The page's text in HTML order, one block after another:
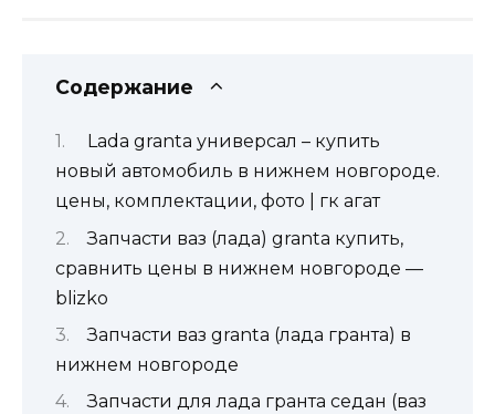
Содержание
Lada granta универсал – купить
новый автомобиль в нижнем новгороде.
цены, комплектации, фото | гк агат
Запчасти ваз (лада) granta купить,
сравнить цены в нижнем новгороде —
blizko
Запчасти ваз granta (лада гранта) в
нижнем новгороде
Запчасти для лада гранта седан (ваз